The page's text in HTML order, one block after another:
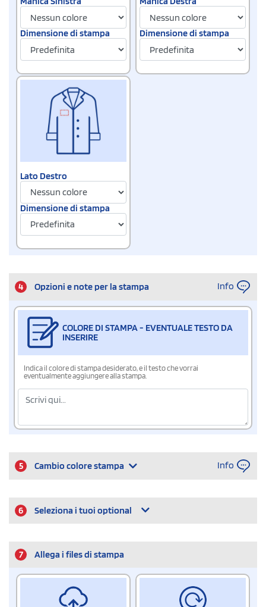
Dimensione di stampa Dimensione di stampa
Lato Destro
Dimensione di stampa
4 Opzioni e note per la stampa Info
COLORE DI STAMPA - EVENTUALE TESTO DA
INSERIRE
Indica il colore di stampa desiderato, e il testo che vorrai
eventualmente aggiungere alla stampa.
5 Cambio colore stampa Info
6 Seleziona i tuoi optional
7 Allega i files di stampa